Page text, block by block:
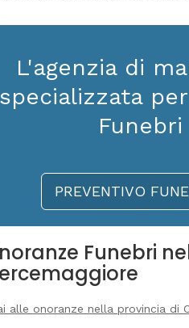
L'agenzia di
specializzata
Funebri
PREVENTIVO
Funebri
alle onoranze nella provincia di